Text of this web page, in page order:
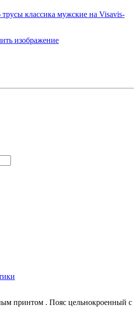
изображение
принтом . Пояс цельнокроенный с